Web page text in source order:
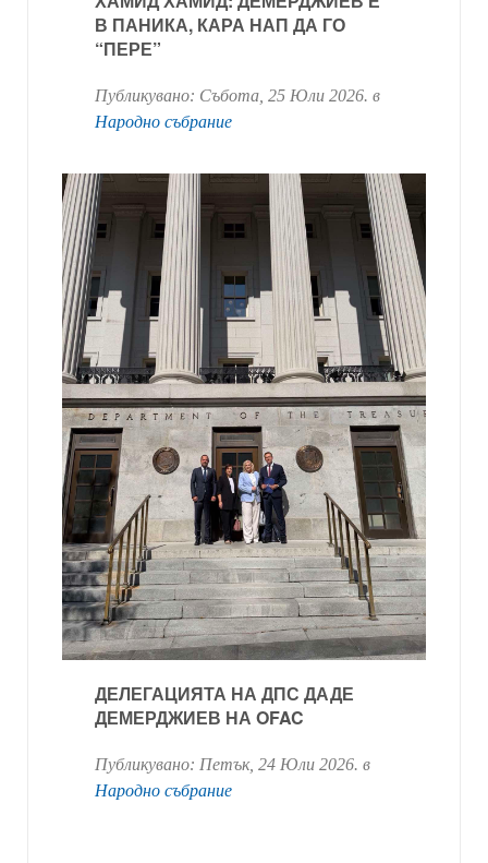
В ПАНИКА, КАРА НАП ДА ГО
“ПЕРЕ”
Публикувано: Събота, 25 Юли 2026. в
Народно събрание
ДЕЛЕГАЦИЯТА НА ДПС ДАДЕ
ДЕМЕРДЖИЕВ НА OFAC
Публикувано: Петък, 24 Юли 2026. в
Народно събрание